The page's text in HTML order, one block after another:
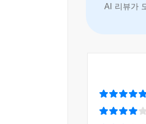
특히 저자는 취
일으켜세우도록
전문가가 작심하
따라하다보면 저
AI 리뷰가